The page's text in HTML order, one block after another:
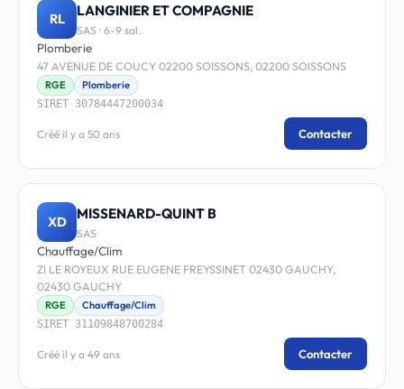
RL LANGINIER ET COMPAGNIE
SAS · 6-9 sal.
Plomberie
47 AVENUE DE COUCY 02200 SOISSONS, 02200 SOISSONS
RGE
Plomberie
SIRET 30784447200034
Créé il y a 50 ans Contacter
XD MISSENARD-QUINT B
SAS
Chauffage/Clim
ZI LE ROYEUX RUE EUGENE FREYSSINET 02430 GAUCHY,
02430 GAUCHY
RGE
Chauffage/Clim
SIRET 31109848700284
Créé il y a 49 ans Contacter